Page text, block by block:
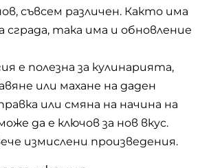
съвсем различен. Както има
сграда, така има и обновление
е полезна за кулинарията,
или махане на даден
или смяна на начина на
да е ключов за нов вкус.
измислени произведения.